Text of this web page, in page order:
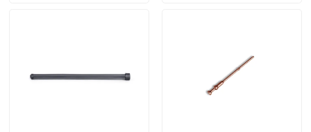
De Jachtgeweren van de pompactie